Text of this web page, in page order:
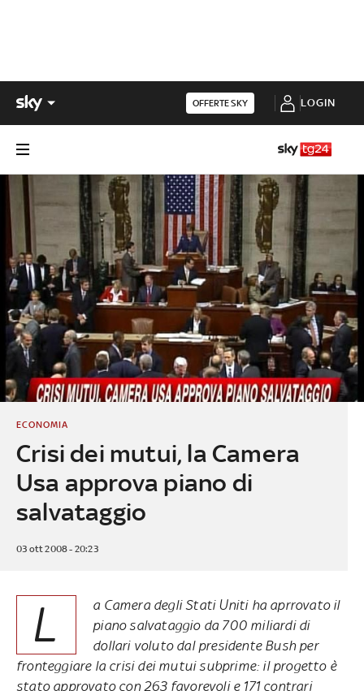
OFFERTE SKY LOGIN
Crisi dei mutui, la Camera
Usa approva piano di
salvataggio
ECONOMIA
03 ott 2008 - 20:23
L
a Camera degli Stati Uniti ha aprrovato il
piano salvataggio da 700 miliardi di
dollari voluto dal presidente Bush per
fronteggiare la crisi dei mutui subprime: il progetto è
stato approvato con 263 favorevoli e 171 contrari